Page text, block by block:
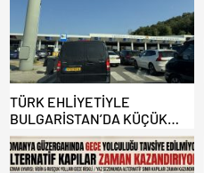
TÜRK EHLİYETİYLE
BULGARİSTAN’DA KÜÇÜK
HATA, ARACINA 6 AY EL
KONULMASINA YOL AÇTI